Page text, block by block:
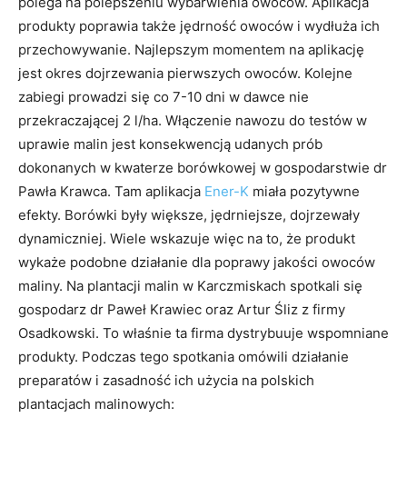
produkty poprawia także jędrność owoców i wydłuża ich
przechowywanie. Najlepszym momentem na aplikację
jest okres dojrzewania pierwszych owoców. Kolejne
zabiegi prowadzi się co 7-10 dni w dawce nie
przekraczającej 2 l/ha. Włączenie nawozu do testów w
uprawie malin jest konsekwencją udanych prób
dokonanych w kwaterze borówkowej w gospodarstwie dr
Pawła Krawca. Tam aplikacja Ener-K miała pozytywne
efekty. Borówki były większe, jędrniejsze, dojrzewały
dynamiczniej. Wiele wskazuje więc na to, że produkt
wykaże podobne działanie dla poprawy jakości owoców
maliny. Na plantacji malin w Karczmiskach spotkali się
gospodarz dr Paweł Krawiec oraz Artur Śliz z firmy
Osadkowski. To właśnie ta firma dystrybuuje wspomniane
produkty. Podczas tego spotkania omówili działanie
preparatów i zasadność ich użycia na polskich
plantacjach malinowych: